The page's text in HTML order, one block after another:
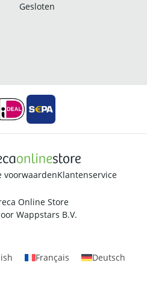
Gesloten
voorwaardenKlantenservice
Online Store
Wappstars B.V.
Français Deutsch